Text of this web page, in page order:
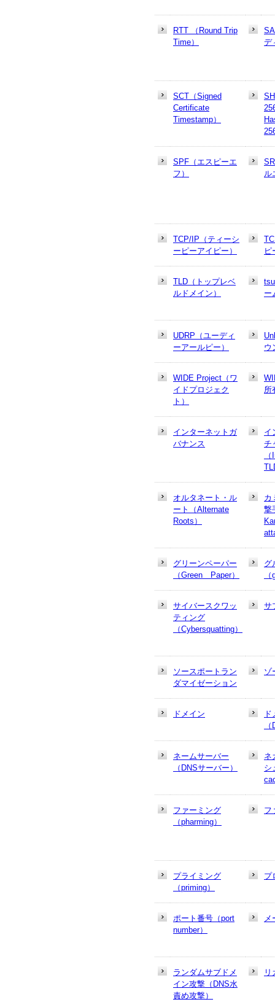
RTT （Round Trip
Time）
デ
SCT（Signed
Certificate
Timestamp）
SPF（エスピーエ
フ）
ル
TCP/IP（ティーシ
ーピーアイピー）
ピ
TLD（トップレベ
ルドメイン）
ー
UDRP（ユーディ
ーアールピー）
ウ
WIDE Project（ワ
イドプロジェク
ト）
所
インターネットガ
バナンス
イ
チ
オルタネート・ル
ート（Alternate
Roots）
カ
撃
グリーンペーパー
（Green Paper）
グ
サイバースクワッ
ティング
（Cybersquatting）
サ
ソースポートラン
ダマイゼーション
ゾ
ドメイン
ネームサーバー
（DNSサーバー）
ネ
シ
ファーミング
（pharming）
フ
プライミング
（priming）
プ
ポート番号（port
number）
メ
ランダムサブドメ
イン攻撃（DNS水
責め攻撃）
リ